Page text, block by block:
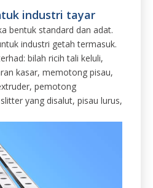
industri tayar
bentuk standard dan adat.
industri getah termasuk.
bilah ricih tali keluli,
kasar, memotong pisau,
pemotong
yang disalut, pisau lurus,